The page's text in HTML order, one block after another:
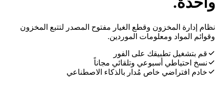
نظام إدارة المخزون وقطع الغيار مفتوح المصدر لتتبع المخزون
وقوائم المواد ومعلومات الموردين.
قم بتشغيل تطبيقك على الفور
نسخ احتياطي أسبوعي وتلقائي مجاناً
خادم افتراضي خاص مُدار بالذكاء الاصطناعي